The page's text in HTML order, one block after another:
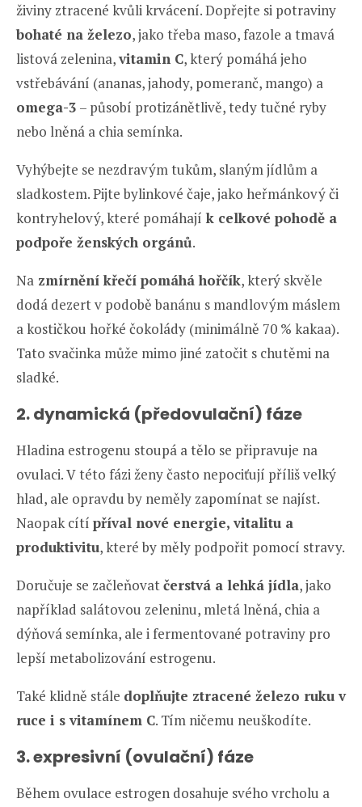
živiny ztracené kvůli krvácení. Dopřejte si potraviny
bohaté na železo, jako třeba maso, fazole a tmavá
listová zelenina,vitamin C, který pomáhá jeho
vstřebávání (ananas, jahody, pomeranč, mango) a
omega-3 – působí protizánětlivě, tedy tučné ryby
nebo lněná a chia semínka.
Vyhýbejte se nezdravým tukům, slaným jídlům a
sladkostem. Pijte bylinkové čaje, jako heřmánkový či
kontryhelový, které pomáhají k celkové pohodě a
podpoře ženských orgánů.
Na zmírnění křečí pomáhá hořčík, který skvěle
dodá dezert v podobě banánu s mandlovým máslem
a kostičkou hořké čokolády (minimálně 70 % kakaa).
Tato svačinka může mimo jiné zatočit s chutěmi na
sladké.
2. dynamická (předovulační) fáze
Hladina estrogenu stoupá a tělo se připravuje na
ovulaci. V této fázi ženy často nepociťují příliš velký
hlad, ale opravdu by neměly zapomínat se najíst.
Naopak cítí příval nové energie, vitalitu a
produktivitu, které by měly podpořit pomocí stravy.
Doručuje se začleňovatčerstvá a lehká jídla, jako
například salátovou zeleninu, mletá lněná, chia a
dýňová semínka, ale i fermentované potraviny pro
lepší metabolizování estrogenu.
Také klidně stále doplňujte ztracené železo ruku v
ruce i s vitamínem C. Tím ničemu neuškodíte.
3. expresivní (ovulační) fáze
Během ovulace estrogen dosahuje svého vrcholu a